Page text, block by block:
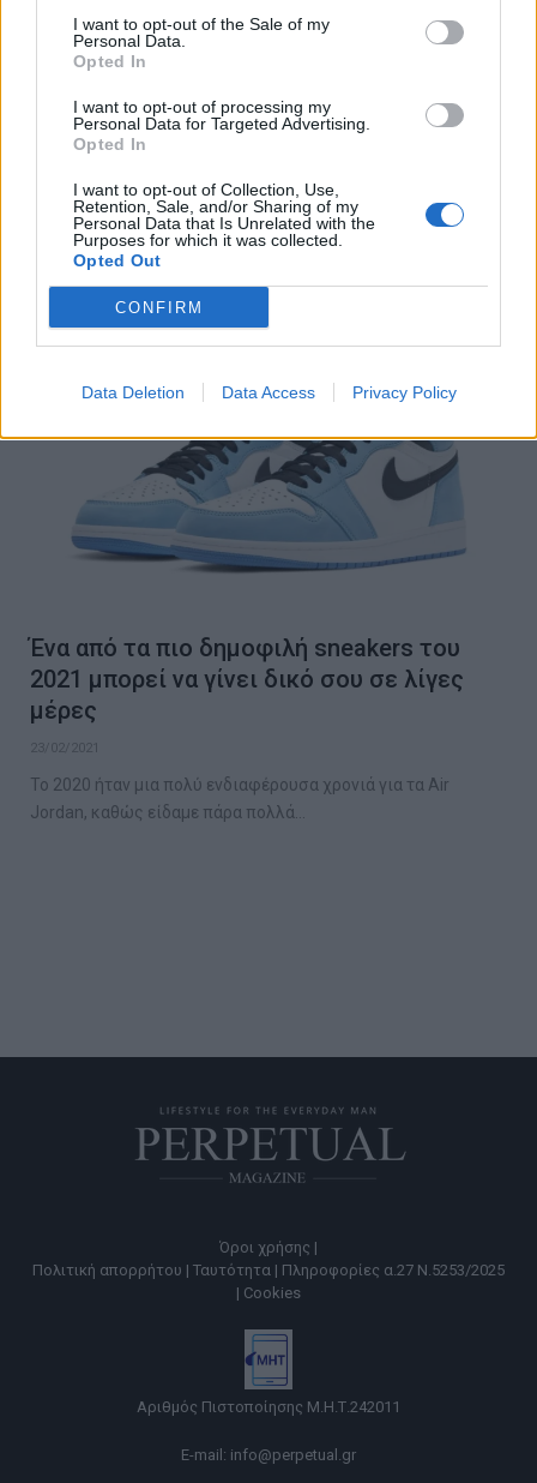
I want to opt-out of the Sale of my
Personal Data.
Opted In
I want to opt-out of processing my
Personal Data for Targeted Advertising.
Opted In
I want to opt-out of Collection, Use,
Retention, Sale, and/or Sharing of my
Personal Data that Is Unrelated with the
Purposes for which it was collected.
Opted Out
CONFIRM
Data Deletion Data Access Privacy Policy
την εβδομάδα!
25/02/2021
Το 2020 ήταν μια σπουδαία χρονιά για τον κόσμο των
sneakers, καθώς το συνεχώς μεταβαλλόμενο…
STYLE
Ένα από τα πιο δημοφιλή sneakers του
2021 μπορεί να γίνει δικό σου σε λίγες
μέρες
23/02/2021
Το 2020 ήταν μια πολύ ενδιαφέρουσα χρονιά για τα Air
Jordan, καθώς είδαμε πάρα πολλά…
Όροι χρήσης |
Πολιτική απορρήτου | Ταυτότητα | Πληροφορίες α.27 Ν.5253/2025
| Cookies
Αριθμός Πιστοποίησης Μ.Η.Τ.242011
E-mail: info@perpetual.gr